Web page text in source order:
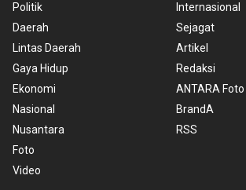
Politik
Daerah
Lintas Daerah
Gaya Hidup
Ekonomi
Nasional
Nusantara
Foto
Video
Internasional
Sejagat
Artikel
Redaksi
ANTARA Foto
BrandA
RSS